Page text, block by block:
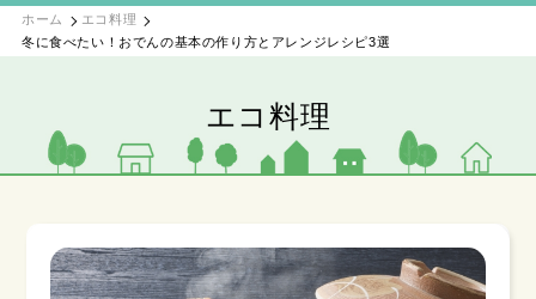
ホーム
エコ料理
冬に食べたい！おでんの基本の作り方とアレンジレシピ3選
エコ料理